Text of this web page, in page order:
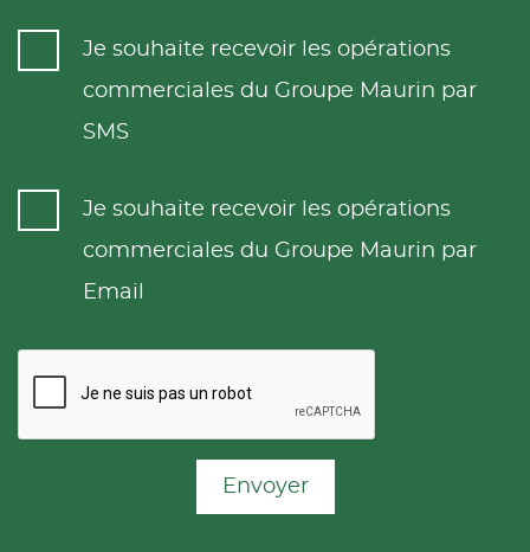
Je souhaite recevoir les opérations
commerciales du Groupe Maurin par
SMS
Je souhaite recevoir les opérations
commerciales du Groupe Maurin par
Email
Envoyer